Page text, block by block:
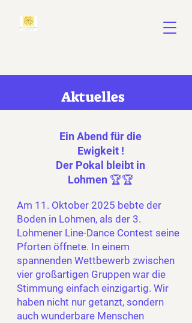
Aktuelles
Ein Abend für die
Ewigkeit !
Der Pokal bleibt in
Lohmen 🏆🏆
Am 11. Oktober 2025 bebte der
Boden in Lohmen, als der 3.
Lohmener Line-Dance Contest seine
Pforten öffnete. In einem
spannenden Wettbewerb zwischen
vier großartigen Gruppen war die
Stimmung einfach einzigartig. Wir
haben nicht nur getanzt, sondern
auch wunderbare Menschen